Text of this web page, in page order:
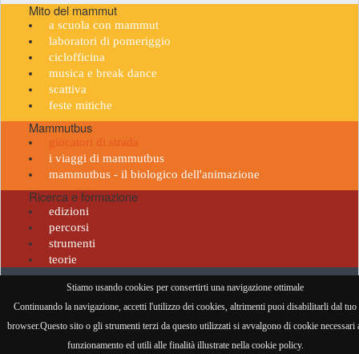
Stiamo usando cookies per consertirti una navigazione ottimale
Continuando la navigazione, accetti l'utilizzo dei cookies, altrimenti puoi disabilitarli dal tuo
browser.Questo sito o gli strumenti terzi da questo utilizzati si avvalgono di cookie necessari
funzionamento ed utili alle finalità illustrate nella cookie policy.
Mito del mammut
a scuola con mammut
laboratori di pomeriggio
ciclofficina
musica e break dance
scattiva
feste mitiche
Mammutbus
giocatori di strada
i viaggi di mammutbus
mammutbus - il biologico dell'animazione
Ricerca e formazione
edizioni
percorsi
strumenti
teorie
Il Barrito del Mammut • PI 06239421214 • privacy policy cookie policy mail